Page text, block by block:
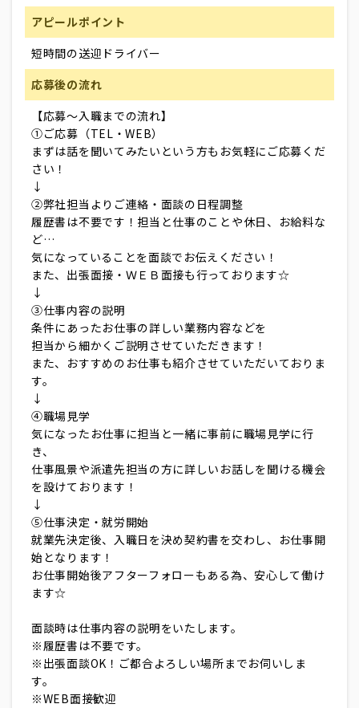
アピールポイント
短時間の送迎ドライバー
応募後の流れ
【応募～入職までの流れ】
①ご応募（TEL・WEB）
まずは話を聞いてみたいという方もお気軽にご応募くだ
さい！
↓
②弊社担当よりご連絡・面談の日程調整
履歴書は不要です！担当と仕事のことや休日、お給料な
ど…
気になっていることを面談でお伝えください！
また、出張面接・ＷＥＢ面接も行っております☆
↓
③仕事内容の説明
条件にあったお仕事の詳しい業務内容などを
担当から細かくご説明させていただきます！
また、おすすめのお仕事も紹介させていただいておりま
す。
↓
④職場見学
気になったお仕事に担当と一緒に事前に職場見学に行
き、
仕事風景や派遣先担当の方に詳しいお話しを聞ける機会
を設けております！
↓
⑤仕事決定・就労開始
就業先決定後、入職日を決め契約書を交わし、お仕事開
始となります！
お仕事開始後アフターフォローもある為、安心して働け
ます☆
面談時は仕事内容の説明をいたします。
※履歴書は不要です。
※出張面談OK！ご都合よろしい場所までお伺いしま
す。
※WEB面接歓迎